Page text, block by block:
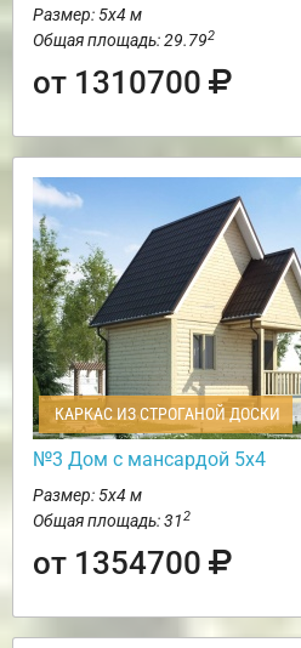
Размер: 5х4 м
Общая площадь: 29.792
от 1310700
КАРКАС ИЗ СТРОГАНОЙ ДОСКИ
№3 Дом с мансардой 5х4
Размер: 5х4 м
Общая площадь: 312
от 1354700